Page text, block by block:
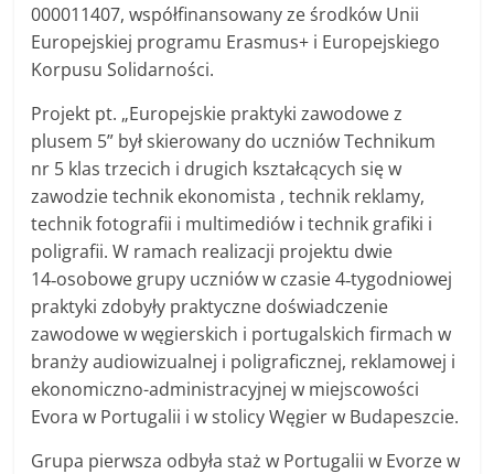
000011407, współfinansowany ze środków Unii
Europejskiej programu Erasmus+ i Europejskiego
Korpusu Solidarności.
Projekt pt. „Europejskie praktyki zawodowe z
plusem 5” był skierowany do uczniów Technikum
nr 5 klas trzecich i drugich kształcących się w
zawodzie technik ekonomista , technik reklamy,
technik fotografii i multimediów i technik grafiki i
poligrafii. W ramach realizacji projektu dwie
14‑osobowe grupy uczniów w czasie 4‑tygodniowej
praktyki zdobyły praktyczne doświadczenie
zawodowe w węgierskich i portugalskich firmach w
branży audiowizualnej i poligraficznej, reklamowej i
ekonomiczno-administracyjnej w miejscowości
Evora w Portugalii i w stolicy Węgier w Budapeszcie.
Grupa pierwsza odbyła staż w Portugalii w Evorze w